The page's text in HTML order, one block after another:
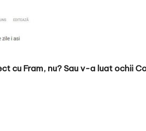
cu Fram, nu? Sau v-a luat ochii